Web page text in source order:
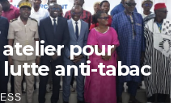
pour
anti-tabac